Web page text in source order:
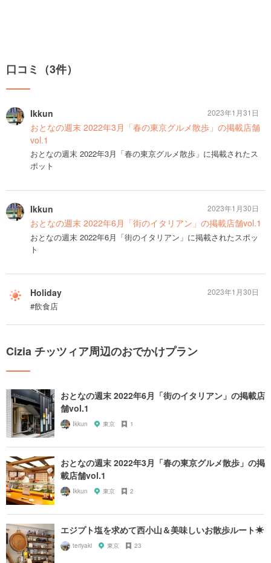
口コミ（3件）
Ikkun
おとなの週末 2022年3月「春の東京グルメ散歩」の掲載店舗
vol.1
おとなの週末 2022年3月「春の東京グルメ散歩」に掲載されたス
ポット
2023年1月31日
Ikkun
おとなの週末 2022年6月「街のイタリアン」の掲載店舗vol.1
おとなの週末 2022年6月「街のイタリアン」に掲載されたスポッ
ト
2023年1月30日
Holiday
#飲食店
2023年1月30日
Cizia チッツィア周辺のおでかけプラン
おとなの週末 2022年6月「街のイタリアン」の掲載店
舗vol.1
Ikkun 東京 1
おとなの週末 2022年3月「春の東京グルメ散歩」の掲
載店舗vol.1
Ikkun 東京 2
エジプト塩を求めて西小山＆美味しいお散歩ルート☀︎
teriyaki 東京 23